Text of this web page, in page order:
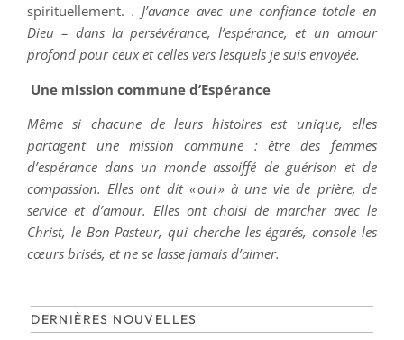
spirituellement. . J’avance avec une confiance totale en
Dieu – dans la persévérance, l’espérance, et un amour
profond pour ceux et celles vers lesquels je suis envoyée.
Une mission commune d’Espérance
Même si chacune de leurs histoires est unique, elles
partagent une mission commune : être des femmes
d’espérance dans un monde assoiffé de guérison et de
compassion. Elles ont dit « oui » à une vie de prière, de
service et d’amour. Elles ont choisi de marcher avec le
Christ, le Bon Pasteur, qui cherche les égarés, console les
cœurs brisés, et ne se lasse jamais d’aimer.
DERNIÈRES NOUVELLES